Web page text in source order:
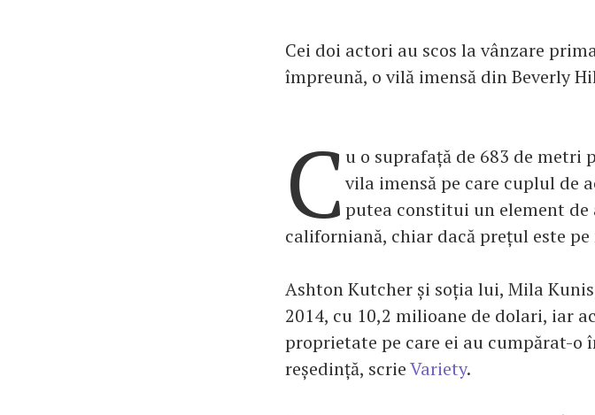
Cei doi actori au scos la vânzare
împreună, o vilă imensă din Beverly
C u o suprafață de 683 de
vila imensă pe care cuplul de
putea constitui un element
californiană, chiar dacă prețul este pe
Ashton Kutcher și soția lui, Mila
2014, cu 10,2 milioane de dolari, iar
proprietate pe care ei au cumpărat-
reședință, scrieVariety.